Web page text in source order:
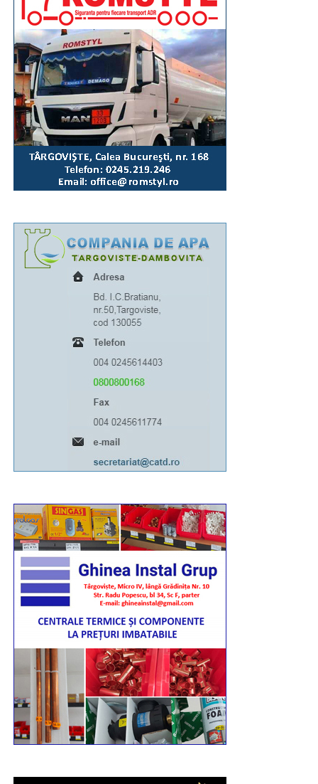
fundament al valorilor Evangheliei lui Hristos” și
„Credință și mărturisire în spațiul virtual”.
După aceea, Chiriarhul nostru va acorda „Diploma de
Excelență Sfântul Ierarh Nifon” și premii elevilor care
au obținut primele locuri la etapa națională a
Olimpiadelor și Concursurilor școlare 2025-2026,
precum și profesorilor lor îndrumători, celor 4 elevi
care au obținut media generală 10 la Examenul de
Bacalaureat, precum și unor tineri campioni la diferite
competiții internaționale” a mai spus părintele vicar.
Închinarea la sfintele moaște se va putea face până
transmis în direct pe pagina de Facebook a Arhiepiscopiei
marți, 11 august, tinerii voluntari din cadrul comitetelor
parohiale vor igieniza, împreună cu angajații Primăriei,
zona Parcului Mitropoliei.
„Așa cum se întâmplă la astfel de manifestări, unii
dintre concetățenii noștri sau cei aflați în tranzit vor fi
Astfel, luni, 10 august, între orele 16:00-20:30, traficul
rutier va fi închis total pe Bulevardul Libertății,
segmentul cuprins între complexul „Mondial” și Casa
de Cultură a Sindicatelor. Totodată, între orele 18:15-
19:45, traficul va fi oprit pe Calea Domnească (între
sensul giratoriu de la Colegiul „Ienăchiță Văcărescu”
și Str. Stelea), Str. Stelea și Str. Revoluției. Nu vor